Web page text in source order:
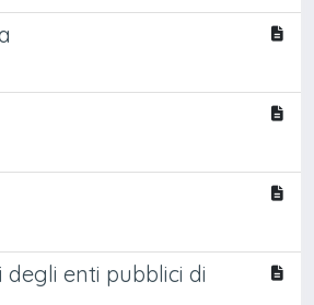
enti pubblici di